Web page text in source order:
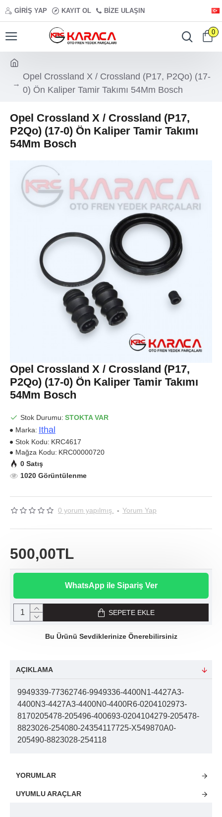
GIRIŞ YAP KAYIT OL BIZE ULAŞIN
0
Opel Crossland X / Crossland (P17, P2Qo) (17-
0) Ön Kaliper Tamir Takımı 54Mm Bosch
Opel Crossland X / Crossland (P17,
P2Qo) (17-0) Ön Kaliper Tamir Takımı
54Mm Bosch
Opel Crossland X / Crossland (P17,
P2Qo) (17-0) Ön Kaliper Tamir Takımı
54Mm Bosch
Stok Durumu: STOKTA VAR
Marka: Ithal
Stok Kodu: KRC4617
Mağza Kodu: KRC00000720
0 Satış
1020 Görüntülenme
0 yorum yapılmış. - Yorum Yap
500,00TL
WhatsApp ile Sipariş Ver
SEPETE EKLE
Bu Ürünü Sevdiklerinize Önerebilirsiniz
AÇIKLAMA
9949339-77362746-9949336-4400N1-4427A3-
4400N3-4427A3-4400N0-4400R6-0204102973-
8170205478-205496-400693-0204104279-205478-
8823026-254080-24354117725-X549870A0-
205490-8823028-254118
YORUMLAR
UYUMLU ARAÇLAR